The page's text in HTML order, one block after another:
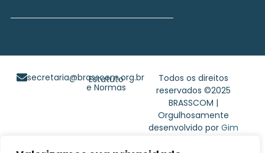
Todos os direitos
reservados ©2025
BRASSCOM |
Orgulhosamente
desenvolvido porGim
secretaria@brasscom.org.br
Estatuto
e Normas